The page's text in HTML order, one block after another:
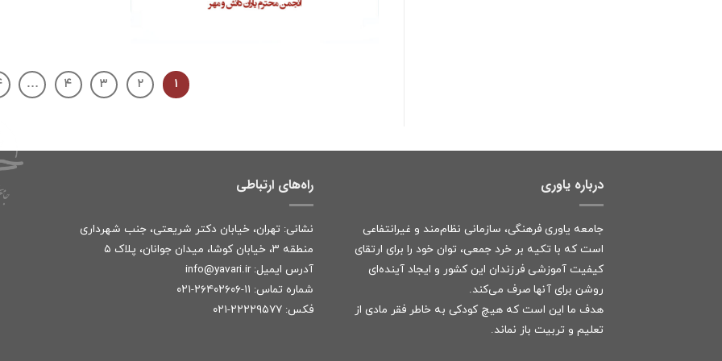
۱ ۲ ۳ ۴ …
درباره یاوری
جامعه یاوری فرهنگی، سازمانی نظام‌مند و غیرانتفاعی
است که با تکیه بر خرد جمعی، توان خود را برای ارتقای
کیفیت آموزشی فرزندان این کشور و ایجاد آینده‌ای
روشن برای آنها صرف می‌کند.
هدف ما این است که هیچ کودکی به خاطر فقر مادی از
تعلیم و تربیت باز نماند.
راه‌های ارتباطی
نشانی: تهران، خیابان دکتر شریعتی، جنب شهرداری
منطقه ۳، خیابان کوشا، میدان جوانان، پلاک ۵
آدرس ایمیل: info@yavari.ir
شماره تماس: ۱۱-۲۶۴۰۲۶۰۶-۰۲۱
فکس: ۲۲۲۲۹۵۷۷-۰۲۱